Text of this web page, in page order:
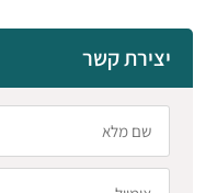
יצירת קשר